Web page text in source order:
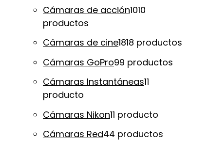
Cámaras de acción1010
productos
Cámaras de cine1818 productos
Cámaras GoPro99 productos
Cámaras Instantáneas11
producto
Cámaras Nikon11 producto
Cámaras Red44 productos